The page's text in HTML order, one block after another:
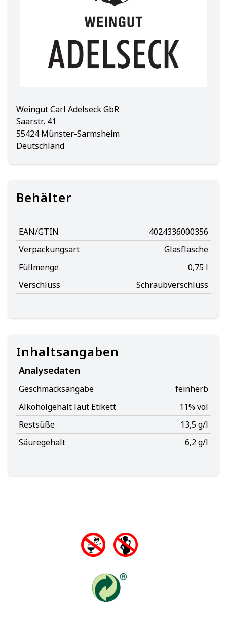
Weingut Carl Adelseck GbR
Saarstr. 41
55424 Münster-Sarmsheim
Deutschland
Behälter
EAN/GTIN
4024336000356
Verpackungsart
Glasflasche
Füllmenge
0,75 l
Verschluss
Schraubverschluss
Inhaltsangaben
Analysedaten
Geschmacksangabe
feinherb
Alkoholgehalt laut Etikett
11% vol
Restsüße
13,5 g/l
Säuregehalt
6,2 g/l